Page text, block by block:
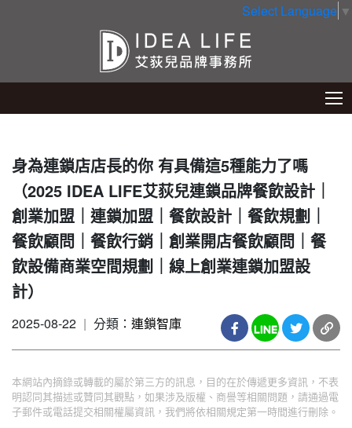
Select Language ▼
身為連鎖店店長的你 有具備這5種能力了嗎
（2025 IDEA LIFE艾荻兒連鎖品牌餐飲設計｜
創業加盟｜連鎖加盟｜餐飲設計｜餐飲規劃｜
餐飲顧問｜餐飲行銷｜創業開店餐飲顧問｜餐
飲設備商業空間規劃｜線上創業連鎖加盟設
計）
2025-08-22 | 分類： 連鎖智庫
本網站內摘錄或轉載的屬於第三方的訊息，目的在於傳遞更多資訊，不表
明認同其描述或贊同其觀點，如果涉及版權、商譽等相關問題，請通過電
子郵件或電話提交相關權屬資訊，我們將依相關規定第一時間進行刪除。